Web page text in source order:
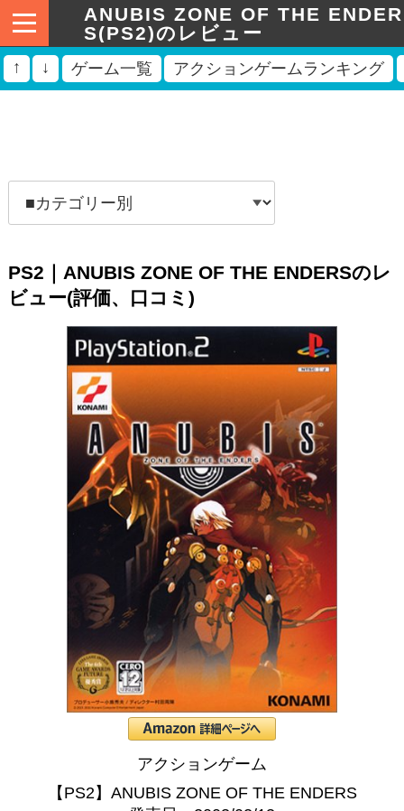
ANUBIS ZONE OF THE ENDER
S(PS2)のレビュー
↑ ↓ ゲーム一覧 アクションゲームランキング
PS2｜ANUBIS ZONE OF THE ENDERSのレ
ビュー(評価、口コミ)
アクションゲーム
【PS2】ANUBIS ZONE OF THE ENDERS